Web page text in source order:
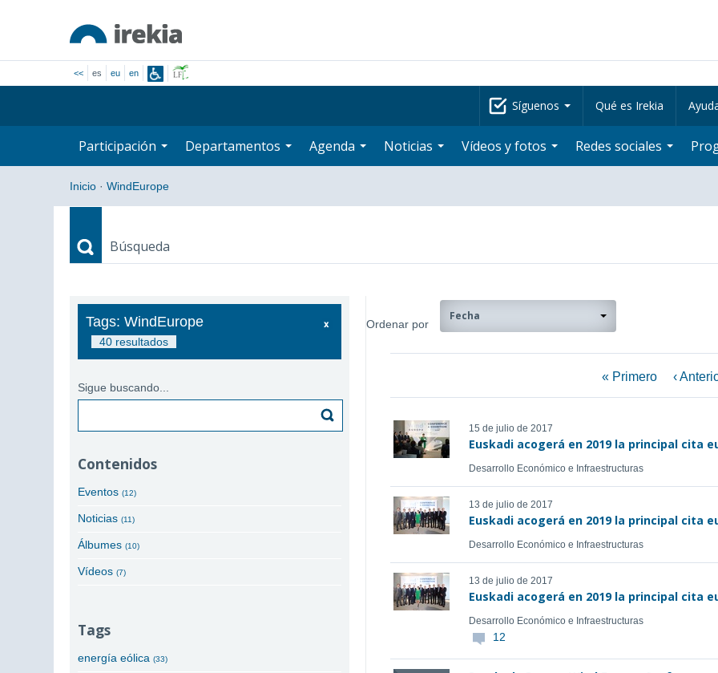
<< es eu en
Síguenos Qué es Irekia
Participación Departamentos Agenda Noticias Vídeos y fotos Redes sociales
Inicio · WindEurope
Búsqueda
Búsqueda
Tags: WindEurope
40 resultados
Sigue buscando...
Contenidos
Eventos(12)
Noticias(11)
Álbumes(10)
Vídeos(7)
Tags
energía eólica(33)
Ordenar por
Fecha
« Primero ‹
15 de julio de 2017
Euskadi acogerá en 2019 la principal cita
Desarrollo Económico e Infraestructuras
13 de julio de 2017
Euskadi acogerá en 2019 la principal cita
Desarrollo Económico e Infraestructuras
13 de julio de 2017
Euskadi acogerá en 2019 la principal cita
Desarrollo Económico e Infraestructuras
12